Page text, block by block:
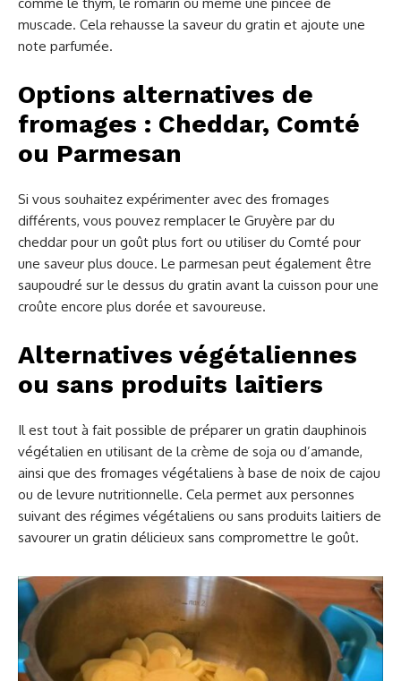
muscade. Cela rehausse la saveur du gratin et ajoute une
note parfumée.
Options alternatives de
fromages : Cheddar, Comté
ou Parmesan
Si vous souhaitez expérimenter avec des fromages
différents, vous pouvez remplacer le Gruyère par du
cheddar pour un goût plus fort ou utiliser du Comté pour
une saveur plus douce. Le parmesan peut également être
saupoudré sur le dessus du gratin avant la cuisson pour une
croûte encore plus dorée et savoureuse.
Alternatives végétaliennes
ou sans produits laitiers
Il est tout à fait possible de préparer un gratin dauphinois
végétalien en utilisant de la crème de soja ou d’amande,
ainsi que des fromages végétaliens à base de noix de cajou
ou de levure nutritionnelle. Cela permet aux personnes
suivant des régimes végétaliens ou sans produits laitiers de
savourer un gratin délicieux sans compromettre le goût.